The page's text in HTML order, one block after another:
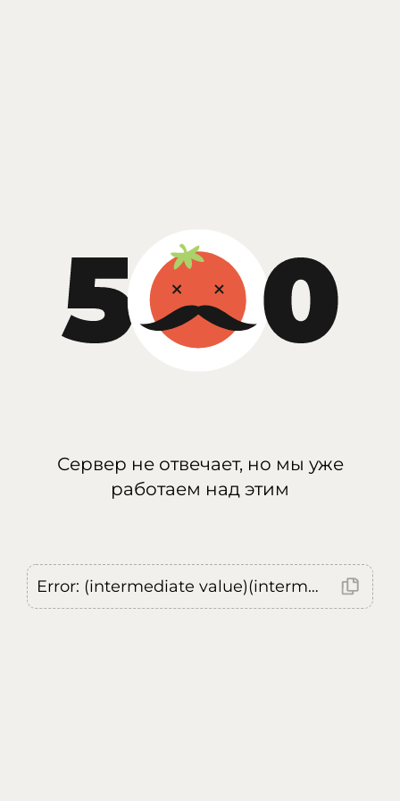
Сервер не отвечает, но мы уже
работаем над этим
Error: (intermediate value)(intermediate value)(intermediate value).replaceAll is not a function